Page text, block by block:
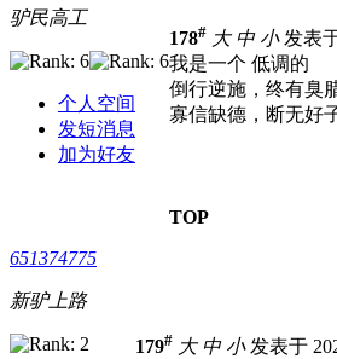
驴民高工
个人空间
发短消息
加为好友
178# 大 中 小发表
我是一个 低调的
倒行逆施，终有臭
寡信缺德，断无好
TOP
651374775
新驴上路
179# 大 中 小发表于